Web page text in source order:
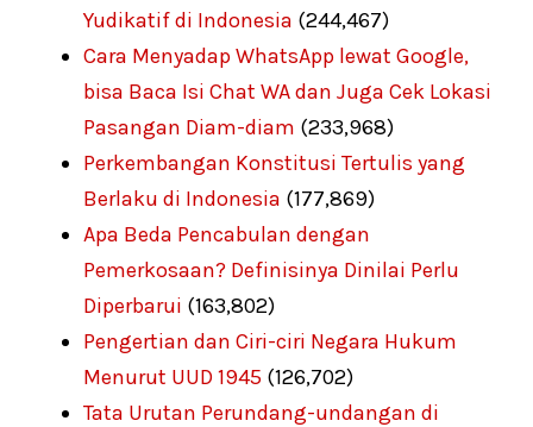
Yudikatif di Indonesia (244,467)
Cara Menyadap WhatsApp lewat Google,
bisa Baca Isi Chat WA dan Juga Cek Lokasi
Pasangan Diam-diam (233,968)
Perkembangan Konstitusi Tertulis yang
Berlaku di Indonesia (177,869)
Apa Beda Pencabulan dengan
Pemerkosaan? Definisinya Dinilai Perlu
Diperbarui (163,802)
Pengertian dan Ciri-ciri Negara Hukum
Menurut UUD 1945 (126,702)
Tata Urutan Perundang-undangan di